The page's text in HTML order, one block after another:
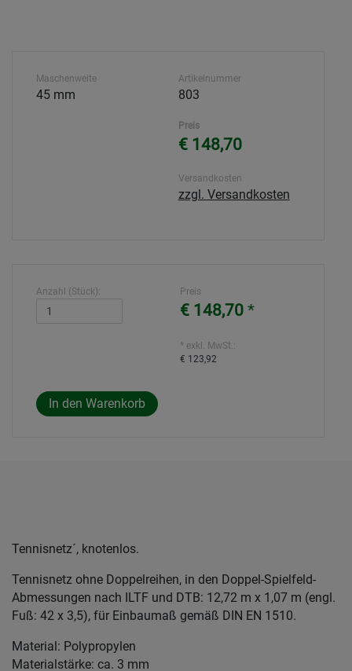
Maschenweite
45 mm
Artikelnummer
803
Preis
€ 148,70
Versandkosten
zzgl. Versandkosten
Anzahl (Stück): Preis
€ 148,70 *
* exkl. MwSt.:
€ 123,92
Tennisnetz´, knotenlos.
Tennisnetz ohne Doppelreihen, in den Doppel-Spielfeld-
Abmessungen nach ILTF und DTB: 12,72 m x 1,07 m (engl.
Fuß: 42 x 3,5), für Einbaumaß gemäß DIN EN 1510.
Material: Polypropylen
Materialstärke: ca. 3 mm